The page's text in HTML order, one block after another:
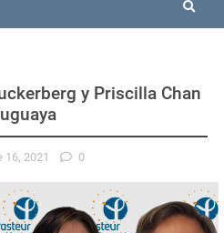
y Priscilla Chan
16, 2021 0